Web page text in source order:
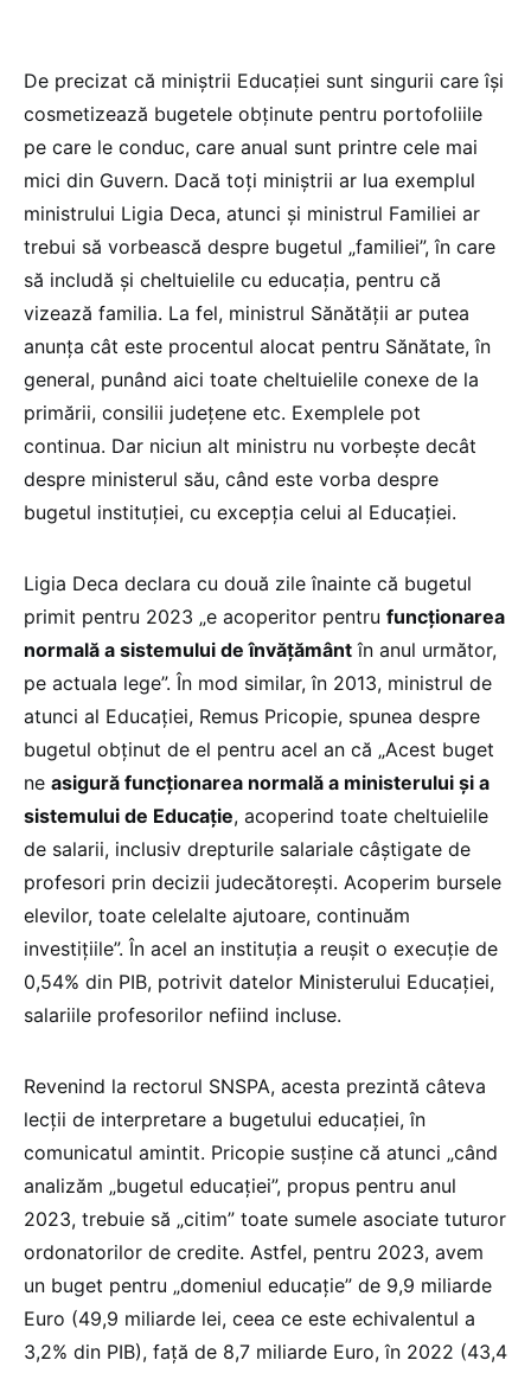
De precizat că miniștrii Educației sunt singurii care își
cosmetizează bugetele obținute pentru portofoliile
pe care le conduc, care anual sunt printre cele mai
mici din Guvern. Dacă toți miniștrii ar lua exemplul
ministrului Ligia Deca, atunci și ministrul Familiei ar
trebui să vorbească despre bugetul „familiei”, în care
să includă și cheltuielile cu educația, pentru că
vizează familia. La fel, ministrul Sănătății ar putea
anunța cât este procentul alocat pentru Sănătate, în
general, punând aici toate cheltuielile conexe de la
primării, consilii județene etc. Exemplele pot
continua. Dar niciun alt ministru nu vorbește decât
despre ministerul său, când este vorba despre
bugetul instituției, cu excepția celui al Educației.
Ligia Deca declara cu două zile înainte că bugetul
primit pentru 2023 „e acoperitor pentru funcționarea
normală a sistemului de învățământ în anul următor,
pe actuala lege”. În mod similar, în 2013, ministrul de
atunci al Educației, Remus Pricopie, spunea despre
bugetul obținut de el pentru acel an că „Acest buget
ne asigură funcţionarea normală a ministerului şi a
sistemului de Educaţie, acoperind toate cheltuielile
de salarii, inclusiv drepturile salariale câştigate de
profesori prin decizii judecătoreşti. Acoperim bursele
elevilor, toate celelalte ajutoare, continuăm
investiţiile”. În acel an instituția a reușit o execuție de
0,54% din PIB, potrivit datelor Ministerului Educației,
salariile profesorilor nefiind incluse.
Revenind la rectorul SNSPA, acesta prezintă câteva
lecții de interpretare a bugetului educației, în
comunicatul amintit. Pricopie susține că atunci „când
analizăm „bugetul educației”, propus pentru anul
2023, trebuie să „citim” toate sumele asociate tuturor
ordonatorilor de credite. Astfel, pentru 2023, avem
un buget pentru „domeniul educație” de 9,9 miliarde
Euro (49,9 miliarde lei, ceea ce este echivalentul a
3,2% din PIB), față de 8,7 miliarde Euro, în 2022 (43,4